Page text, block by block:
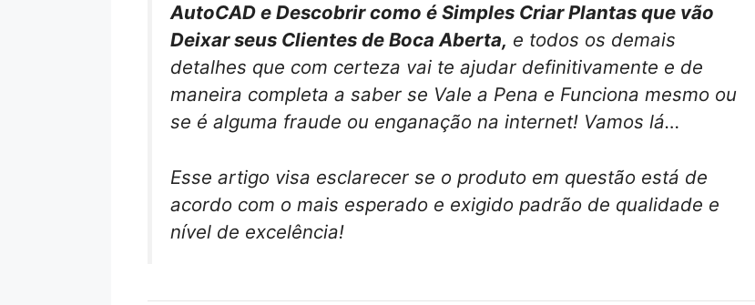
AutoCAD e Descobrir como é Simples Criar Plantas que vão
Deixar seus Clientes de Boca Aberta, e todos os demais
detalhes que com certeza vai te ajudar definitivamente e de
maneira completa a saber se Vale a Pena e Funciona mesmo ou
se é alguma fraude ou enganação na internet! Vamos lá…
Esse artigo visa esclarecer se o produto em questão está de
acordo com o mais esperado e exigido padrão de qualidade e
nível de excelência!